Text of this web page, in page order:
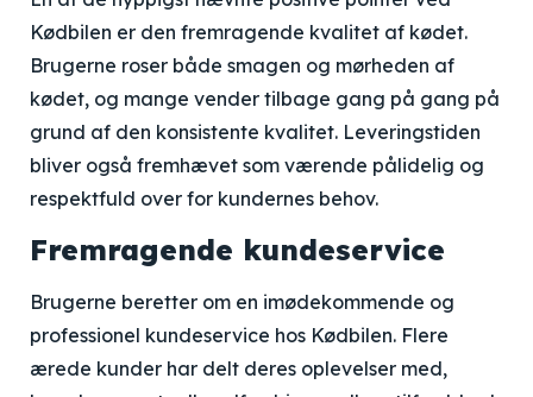
Kødbilen er den fremragende kvalitet af kødet.
Brugerne roser både smagen og mørheden af
kødet, og mange vender tilbage gang på gang på
grund af den konsistente kvalitet. Leveringstiden
bliver også fremhævet som værende pålidelig og
respektfuld over for kundernes behov.
Fremragende kundeservice
Brugerne beretter om en imødekommende og
professionel kundeservice hos Kødbilen. Flere
ærede kunder har delt deres oplevelser med,